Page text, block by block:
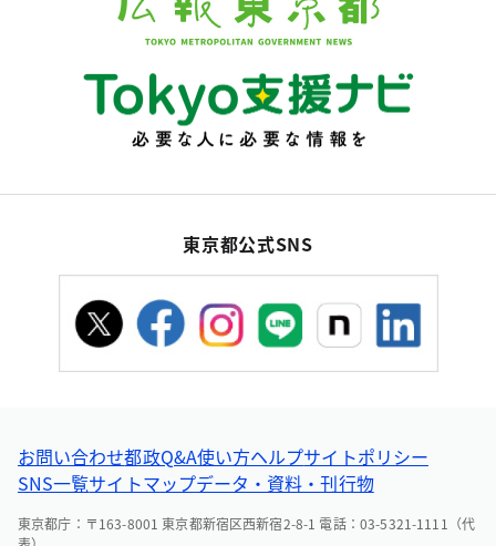
東京都公式SNS
お問い合わせ都政Q&A使い方ヘルプサイトポリシー
SNS一覧サイトマップデータ・資料・刊行物
東京都庁：〒163-8001 東京都新宿区西新宿2-8-1 電話：03-5321-1111（代